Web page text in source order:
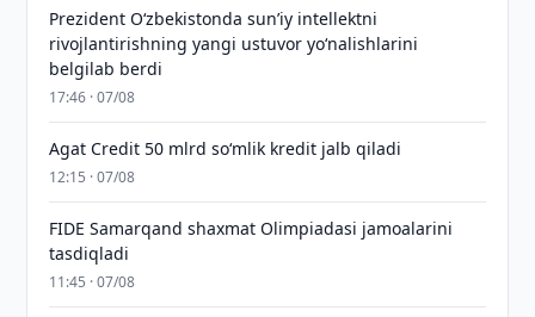
Prezident Oʻzbekistonda sunʼiy intellektni
rivojlantirishning yangi ustuvor yoʻnalishlarini
belgilab berdi
17:46 · 07/08
Agat Credit 50 mlrd so‘mlik kredit jalb qiladi
12:15 · 07/08
FIDE Samarqand shaxmat Olimpiadasi jamoalarini
tasdiqladi
11:45 · 07/08